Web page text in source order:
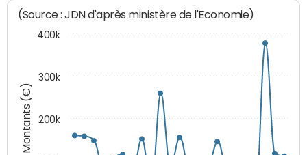
Montants (€)
(Source : JDN d'après ministère de l'Economie)
200k
300k
400k